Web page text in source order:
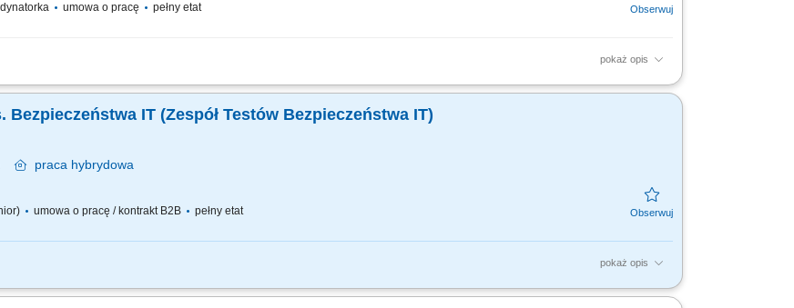
umowa o pracę pełny etat
pokaż opis
ciągłości jego działania. Koordynowanie obsługi oraz eskalacji incydentów cyberbezpieczeństwa. Rozwijanie,
IT (Zespół Testów Bezpieczeństwa IT)
praca hybrydowa
umowa o pracę / kontrakt B2B pełny etat
pokaż opis
metodyki realizacji testów bezpieczeństwa IT; Prowadzenie kalendarza testów bezpieczeństwa IT; Wykonywanie